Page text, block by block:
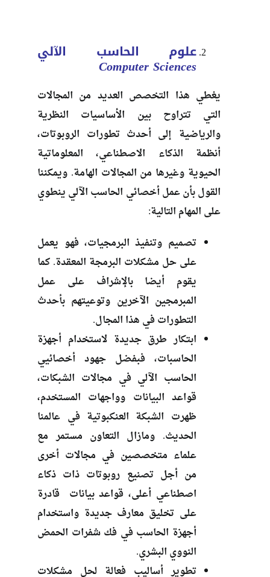
علوم الحاسب الآلي
Computer Sciences
يغطي هذا التخصص العديد من المجالات
التي تتراوح بين الأساسيات النظرية
والرياضية إلى أحدث تطورات الروبوتات،
أنظمة الذكاء الاصطناعي، المعلوماتية
الحيوية وغيرها من المجالات الهامة. ويمكننا
القول بأن عمل أخصائي الحاسب الآلي ينطوي
على المهام التالية:
تصميم وتنفيذ البرمجيات، فهو يعمل
على حل مشكلات البرمجة المعقدة. كما
يقوم أيضا بالإشراف على عمل
المبرمجين الآخرين وتوعيتهم بأحدث
التطورات في هذا المجال.
ابتكار طرق جديدة لاستخدام أجهزة
الحاسبات، فبفضل جهود أخصائيي
الحاسب الآلي في مجالات الشبكات،
قواعد البيانات وواجهات المستخدم،
ظهرت الشبكة العنكبوتية في عالمنا
الحديث. ومازال التعاون مستمر مع
علماء متخصصين في مجالات أخرى
من أجل تصنيع روبوتات ذات ذكاء
اصطناعي أعلى، قواعد بيانات قادرة
على تخليق معارف جديدة واستخدام
أجهزة الحاسب في فك شفرات الحمض
النووي البشري.
تطوير أساليب فعالة لحل مشكلات